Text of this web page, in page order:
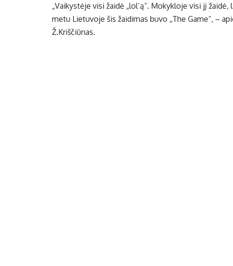
„Vaikystėje visi žaidė „lol’ą“. Mokykloje visi jį
metu Lietuvoje šis žaidimas buvo „The Game“, –
Ž.Kriščiūnas.